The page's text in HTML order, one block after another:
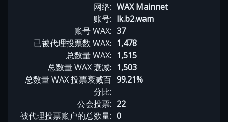
网络: WAX Mainnet
账号: lk.b2.wam
账号 WAX: 37
已被代理投票数 WAX: 1,478
总数量 WAX: 1,515
总数量 WAX 衰减: 1,503
总数量 WAX 投票衰减百
分比:
99.21%
公会投票: 22
被代理投票账户的总数量: 0